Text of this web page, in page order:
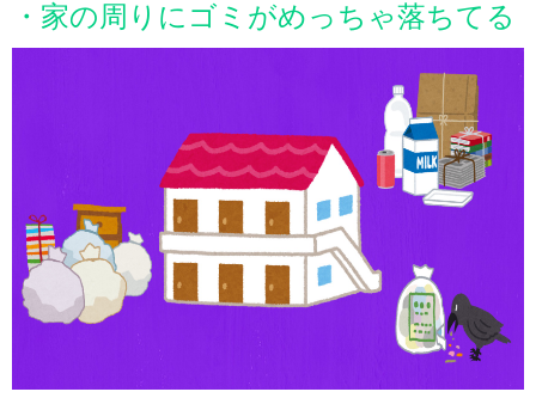
・家の周りにゴミがめっちゃ落ちてる